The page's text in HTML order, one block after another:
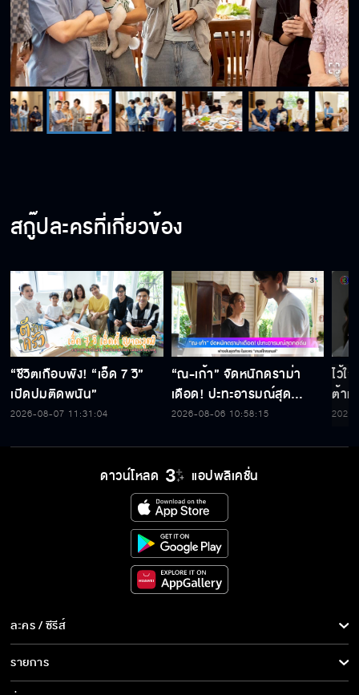
สกู๊ปละครที่เกี่ยวข้อง
“ชีวิตเกือบพัง! “เอ็ด 7 วิ”
เปิดปมติดพนัน”
2026-08-07 11:31:04
“ณ-เก้า” จัดหนักดราม่า
เดือด! ปะทะอารมณ์สุด
กดดัน ฟางเส้นสุดท้าย ใน
2026-08-06 10:58:15
ไว้ใ
ต้าห์
ดาวน์โหลด แอปพลิเคชั่น
ละคร / ซีรีส์
ละคร/ซีรีส์
ซีรีส์นานาชาติ
รายการ
รายการทั้งหมด